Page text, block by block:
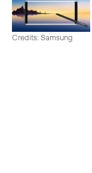
Credits: Samsung